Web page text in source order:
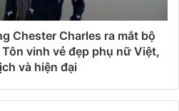
Chester Charles ra mắt bộ
vinh vẻ đẹp phụ nữ Việt,
và hiện đại